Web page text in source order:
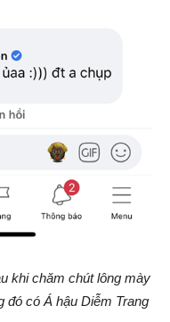
khi chăm chút lông mày
đó có Á hậu Diễm Trang